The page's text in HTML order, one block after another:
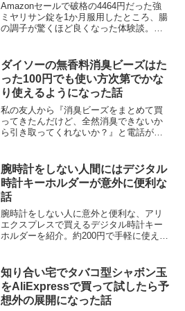
Amazonセールで破格の4464円だった強
ミヤリサン錠を1か月服用したところ、腸
の調子が驚くほど良くなった体験談。個
ったという内容です。
ダイソーの無香料消臭ビーズはた
った100円でも使い方次第でかな
り使えるようになった話
私の友人から『消臭ビーズをまとめて買
ってきたんだけど、全然消臭できないか
ら引き取ってくれないか？』と電話があ
買ってきて設置してみたものの、1週間が
経過しても臭いは全く改...
腕時計をしない人間にはデジタル
時計キーホルダーが意外に便利な
話
腕時計をしない人に意外と便利な、アリ
エクスプレスで買えるデジタル時計キー
ホルダーを紹介。約200円で手軽に使える
ューしています。
知り合い宅でタバコ型シャボン玉
をAliExpressで買って試したら予
想外の展開になった話